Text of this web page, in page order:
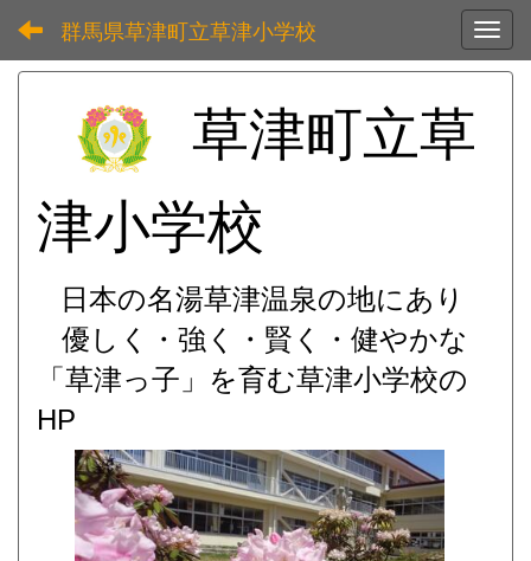
群馬県草津町立草津小学校
草津町立草
津小学校
日本の名湯草津温泉の地にあり
優しく・強く・賢く・健やかな
「草津っ子」を育む草津小学校の
HP